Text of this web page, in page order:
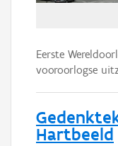
Eerste
vooroorlogse
Hartbeeld